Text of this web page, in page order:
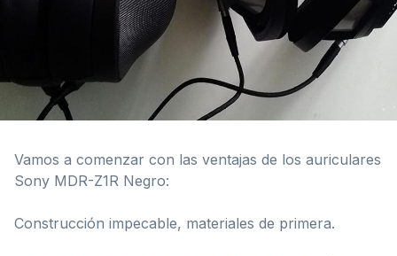
Vamos a comenzar con las ventajas de los auriculares
Sony MDR-Z1R Negro:
Construcción impecable, materiales de primera.